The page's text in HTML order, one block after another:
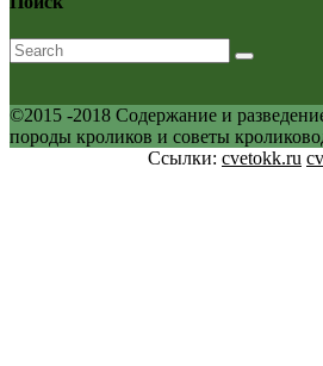
©2015 -2018 Содержание и
породы кроликов и советы
Ссылки: cvetokk.ru